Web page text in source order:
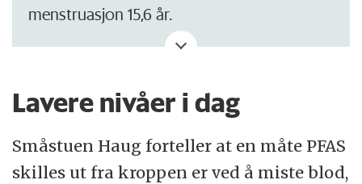
menstruasjon 15,6 år.
Alder for første menstruasjon var stabil på
Vekststudien i Bergen 2 fant at blant barn
Lavere nivåer i dag
Småstuen Haug forteller at en måte PFAS
skilles ut fra kroppen er ved å miste blod,